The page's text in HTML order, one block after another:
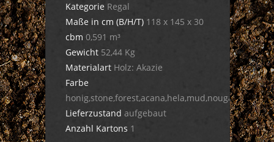
Kategorie Regal
Maße in cm (B/H/T) 118 x 145 x 30
cbm 0,591 m³
Gewicht 52,44 Kg
Materialart Holz: Akazie
Farbe
honig,stone,forest,acana,hela,mud,nougat,dula,ciga
Lieferzustand aufgebaut
Anzahl Kartons 1